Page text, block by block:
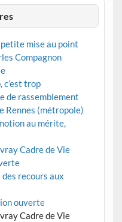
mise au point
Compagnon
c’est trop
de rassemblement
Rennes (métropole)
au mérite,
Cadre de Vie
des recours aux
ouverte
Cadre de Vie